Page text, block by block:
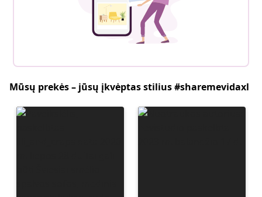
Mūsų prekės – jūsų įkvėptas stilius #sharemevidaxl